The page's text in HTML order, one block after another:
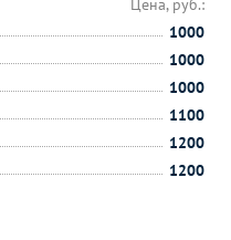
Цена, руб.:
1000
1000
1000
1100
1200
1200